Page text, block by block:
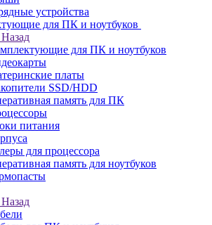
устройства
для ПК и ноутбуков
Назад
для ПК и ноутбуков
платы
SSD/HDD
память для ПК
питания
для процессора
память для ноутбуков
Назад